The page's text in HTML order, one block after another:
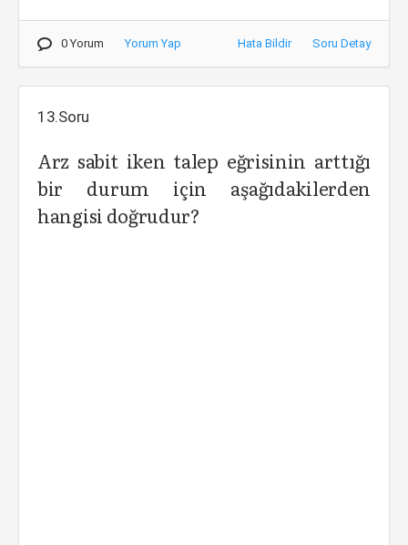
0 Yorum Yorum Yap Hata Bildir Soru Detay
13.Soru
Arz sabit iken talep eğrisinin arttığı
bir durum için aşağıdakilerden
hangisi doğrudur?